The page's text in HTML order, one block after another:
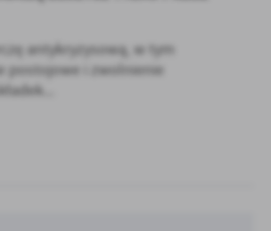
antykryzysową, w tym
postojowe i zwolnienie